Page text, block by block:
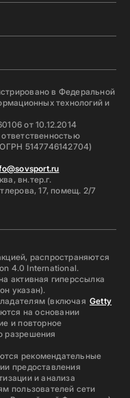
в Федеральной
технологий и
от 10.12.2014
5147746142704)
вн.тер.г.
17, помещ. 2/7
распространяются
4.0 International.
активная гиперссылка
указан).
(включая Getty
на основании
и повторное
разрешения
рекомендательные
предоставления
и анализа
пользователей сети